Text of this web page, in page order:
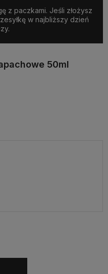
z paczkami. Jeśli złożysz
w najbliższy dzień
50ml